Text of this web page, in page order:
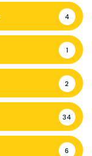
4
1
2
34
6